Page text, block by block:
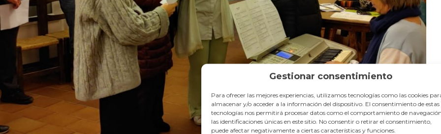
Gestionar consentimiento
Para ofrecer las mejores experiencias, utilizamos tecnologías como las cookies
almacenar y/o acceder a la información del dispositivo. El consentimiento de estas
tecnologías nos permitirá procesar datos como el comportamiento de
las identificaciones únicas en este sitio. No consentir o retirar el consentimiento,
puede afectar negativamente a ciertas características y funciones.